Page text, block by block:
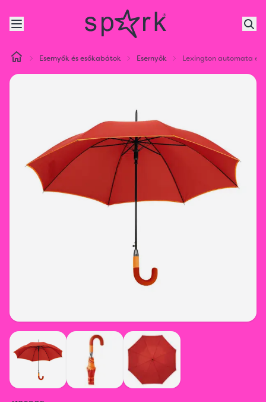
Esernyők és esőkabátok Esernyők Lexington automata